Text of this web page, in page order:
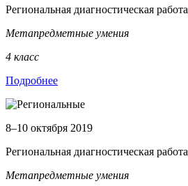
Региональная диагностическая работа
Метапредметные умения
4 класс
Подробнее
8–10 октября 2019
Региональная диагностическая работа
Метапредметные умения